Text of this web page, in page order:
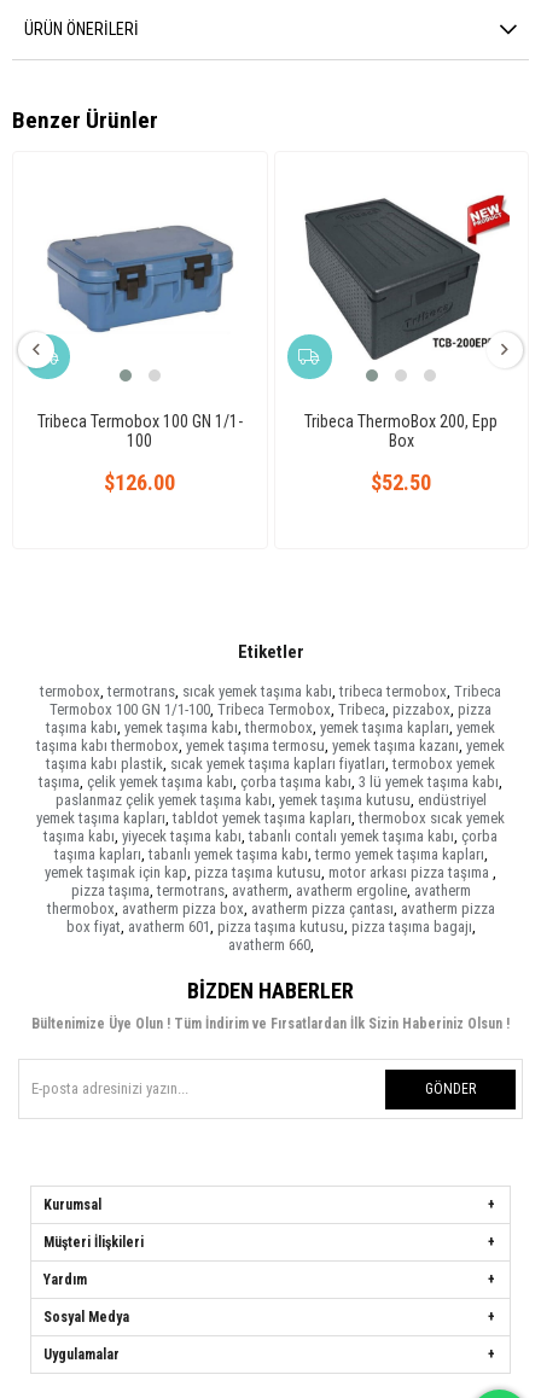
ÜRÜN ÖNERILERI
Benzer Ürünler
Tribeca Termobox 100 GN 1/1-
100
$126.00
Tribeca ThermoBox 200, Epp
Box
$52.50
Etiketler
termobox termotrans sıcak yemek taşıma kabı tribeca termobox Tribeca
Termobox 100 GN 1/1-100 Tribeca Termobox Tribeca pizzabox pizza
taşıma kabı yemek taşıma kabı thermobox yemek taşıma kapları yemek
taşıma kabı thermobox yemek taşıma termosu yemek taşıma kazanı yemek
taşıma kabı plastik sıcak yemek taşıma kapları fiyatları termobox yemek
taşıma çelik yemek taşıma kabı çorba taşıma kabı 3 lü yemek taşıma kabı
paslanmaz çelik yemek taşıma kabı yemek taşıma kutusu endüstriyel
yemek taşıma kapları tabldot yemek taşıma kapları thermobox sıcak yemek
taşıma kabı yiyecek taşıma kabı tabanlı contalı yemek taşıma kabı çorba
taşıma kapları tabanlı yemek taşıma kabı termo yemek taşıma kapları
yemek taşımak için kap pizza taşıma kutusu motor arkası pizza taşıma
pizza taşıma termotrans, avatherm avatherm ergoline, avatherm
thermobox avatherm pizza box avatherm pizza çantası avatherm pizza
box fiyat avatherm 601 pizza taşıma kutusu pizza taşıma bagajı
avatherm 660,
BIZDEN HABERLER
Bültenimize Üye Olun ! Tüm İndirim ve Fırsatlardan İlk Sizin Haberiniz Olsun !
GÖNDER
Kurumsal
Müşteri İlişkileri
Yardım
Sosyal Medya
Uygulamalar